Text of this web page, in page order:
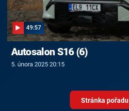
49:57
Autosalon S16 (6)
5. února 2025 20:15
Stránka pořadu